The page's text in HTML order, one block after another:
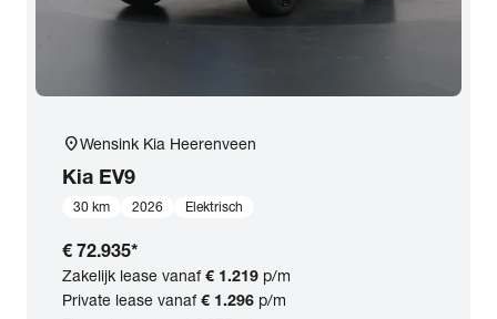
location_onWensink Kia Heerenveen
Kia EV9
30 km 2026 Elektrisch
€ 72.935*
Zakelijk lease vanaf€ 1.219 p/m
Private lease vanaf€ 1.296 p/m